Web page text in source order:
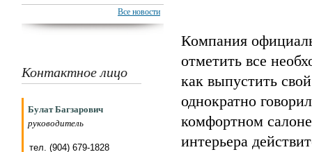
Все новости
Контактное лицо
Булат Багзарович
руководитель
тел. (904) 679-1828
Компания
отметить все
как выпустить
однократно
комфортном
интерьера